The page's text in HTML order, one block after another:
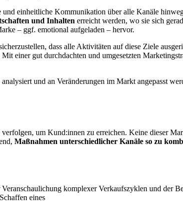
einheitliche Kommunikation über alle Kanäle
und Inhalten erreicht werden, wo sie sich
– ggf. emotional aufgeladen – hervor.
dass alle Aktivitäten auf diese Ziele
einer gut durchdachten und umgesetzten
und an Veränderungen im Markt angepasst
um Kund:innen zu erreichen. Keine dieser
Maßnahmen unterschiedlicher Kanäle so zu
Veranschaulichung komplexer Verkaufszyklen und der
eines